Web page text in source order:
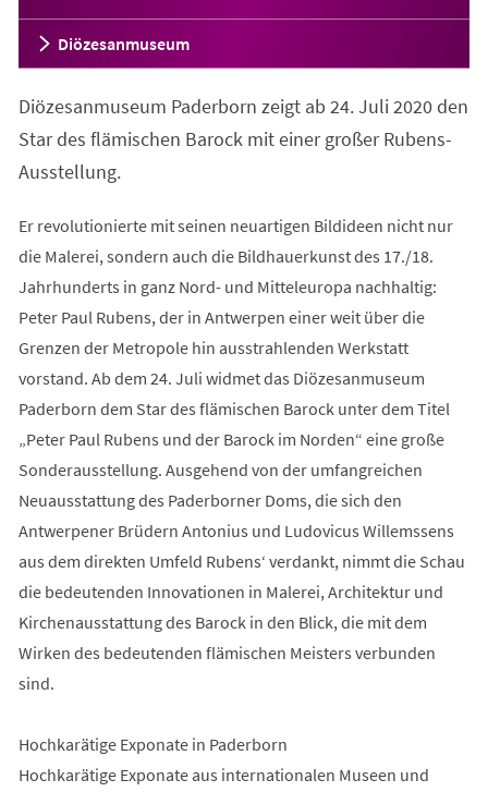
Diözesanmuseum
Diözesanmuseum Paderborn zeigt ab 24. Juli 2020 den
Star des flämischen Barock mit einer großer Rubens-
Ausstellung.
Er revolutionierte mit seinen neuartigen Bildideen nicht nur
die Malerei, sondern auch die Bildhauerkunst des 17./18.
Jahrhunderts in ganz Nord- und Mitteleuropa nachhaltig:
Peter Paul Rubens, der in Antwerpen einer weit über die
Grenzen der Metropole hin ausstrahlenden Werkstatt
vorstand. Ab dem 24. Juli widmet das Diözesanmuseum
Paderborn dem Star des flämischen Barock unter dem Titel
„Peter Paul Rubens und der Barock im Norden“ eine große
Sonderausstellung. Ausgehend von der umfangreichen
Neuausstattung des Paderborner Doms, die sich den
Antwerpener Brüdern Antonius und Ludovicus Willemssens
aus dem direkten Umfeld Rubens‘ verdankt, nimmt die Schau
die bedeutenden Innovationen in Malerei, Architektur und
Kirchenausstattung des Barock in den Blick, die mit dem
Wirken des bedeutenden flämischen Meisters verbunden
sind.
Hochkarätige Exponate in Paderborn
Hochkarätige Exponate aus internationalen Museen und